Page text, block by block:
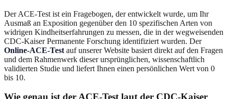
Der ACE-Test ist ein Fragebogen, der entwickelt wurde, um Ihr
Ausmaß an Exposition gegenüber den 10 spezifischen Arten von
widrigen Kindheitserfahrungen zu messen, die in der wegweisenden
CDC-Kaiser Permanente Forschung identifiziert wurden. Der
Online-ACE-Test auf unserer Website basiert direkt auf den Fragen
und dem Rahmenwerk dieser ursprünglichen, wissenschaftlich
validierten Studie und liefert Ihnen einen persönlichen Wert von 0
bis 10.
Wie genau ist der ACE-Test laut der CDC-Kaiser